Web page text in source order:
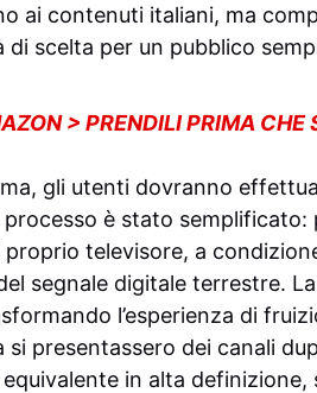
ai contenuti italiani, ma
scelta per un pubblico
> PRENDILI PRIMA CHE
gli utenti dovranno
è stato semplificato:
televisore, a
segnale digitale terrestre.
l’esperienza di
presentassero dei canali
in alta definizione,